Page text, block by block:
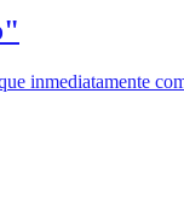
inmediatamente